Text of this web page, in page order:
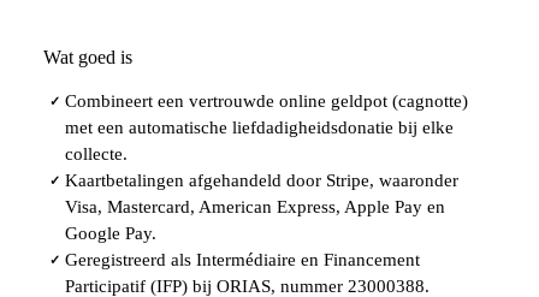
Wat goed is
✓ Combineert een vertrouwde online geldpot (cagnotte)
met een automatische liefdadigheidsdonatie bij elke
collecte.
✓ Kaartbetalingen afgehandeld door Stripe, waaronder
Visa, Mastercard, American Express, Apple Pay en
Google Pay.
✓ Geregistreerd als Intermédiaire en Financement
Participatif (IFP) bij ORIAS, nummer 23000388.